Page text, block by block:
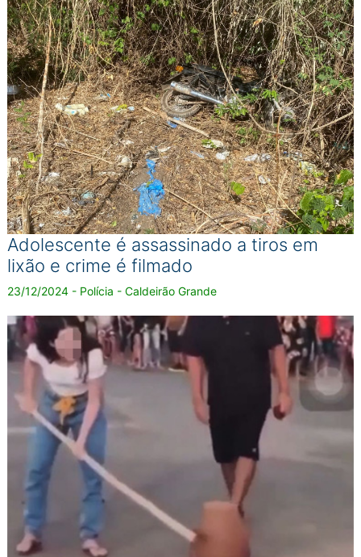
Adolescente é assassinado a tiros em
lixão e crime é filmado
23/12/2024 - Polícia - Caldeirão Grande